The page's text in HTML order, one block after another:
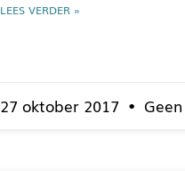
LEES VERDER »
27 oktober 2017